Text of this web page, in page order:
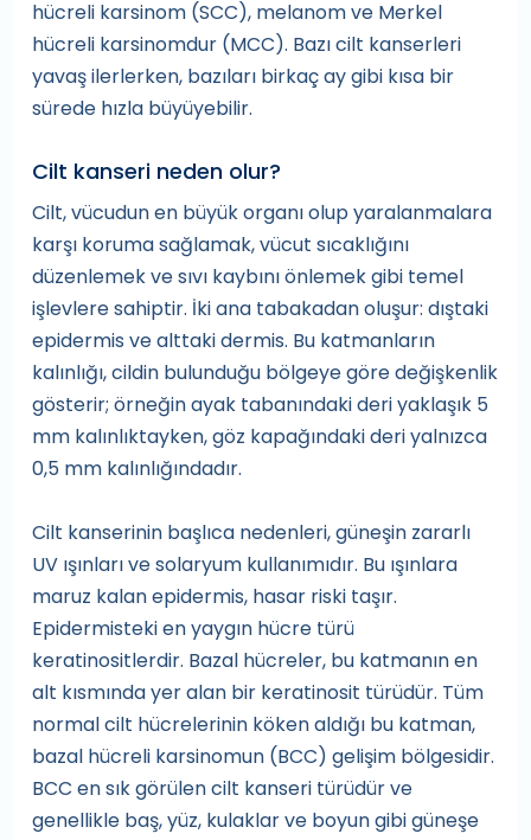
hücreli karsinom (SCC), melanom ve Merkel
hücreli karsinomdur (MCC). Bazı cilt kanserleri
yavaş ilerlerken, bazıları birkaç ay gibi kısa bir
sürede hızla büyüyebilir.
Cilt kanseri neden olur?
Cilt, vücudun en büyük organı olup yaralanmalara
karşı koruma sağlamak, vücut sıcaklığını
düzenlemek ve sıvı kaybını önlemek gibi temel
işlevlere sahiptir. İki ana tabakadan oluşur: dıştaki
epidermis ve alttaki dermis. Bu katmanların
kalınlığı, cildin bulunduğu bölgeye göre değişkenlik
gösterir; örneğin ayak tabanındaki deri yaklaşık 5
mm kalınlıktayken, göz kapağındaki deri yalnızca
0,5 mm kalınlığındadır.
Cilt kanserinin başlıca nedenleri, güneşin zararlı
UV ışınları ve solaryum kullanımıdır. Bu ışınlara
maruz kalan epidermis, hasar riski taşır.
Epidermisteki en yaygın hücre türü
keratinositlerdir. Bazal hücreler, bu katmanın en
alt kısmında yer alan bir keratinosit türüdür. Tüm
normal cilt hücrelerinin köken aldığı bu katman,
bazal hücreli karsinomun (BCC) gelişim bölgesidir.
BCC en sık görülen cilt kanseri türüdür ve
genellikle baş, yüz, kulaklar ve boyun gibi güneşe